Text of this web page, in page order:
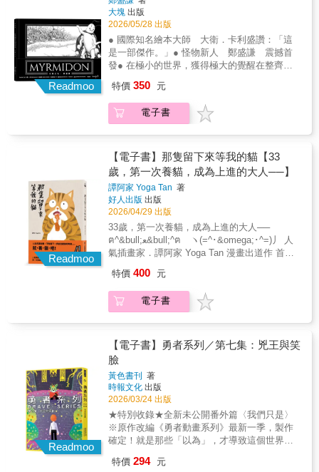
在嗎 尼可拉斯來訪The Lonely Foodie Cat
孤獨的美食貓：早餐 孤獨的美食貓：晚餐
孤獨的美食貓：宵夜Some Days WORK
HARDER 星期六的CHAT CHAT 摸布午睡直
播：貓島型 摸布午睡直播：蝦米型 摸布午
睡直播：小蛇型Drafts 後記【後記】《摸布
3》出版啦，非常感謝大家一直以來的支持！這
次摸布要在小鎮中遊走，畫分鏡前需要先簡單
設計一張小鎮的地圖，模擬一下摸布家會在哪
園、車站等等畫出來。我覺得若能完成一張小
鎮地圖應該會很可愛吧！但由於只是粗略的構
想，所以還不能拍板定案，說不定日後又想再
增添與修改呢。這讓我不禁想到，當作品擁有
更遼闊的世界觀，並與劇情緊密相扣時，創作
者究竟會如何準備素材呢？感覺會花上更多的
時間，也更需要腦洞大開。如果有人分享創作
心得，我一定馬上飛奔去聽！下圖的貓咪草稿
是我熱身的時候畫的。右下的白貓其實不止一
隻，城鎮裡存在著許多外表相同的白貓，但他
得這個故事有趣！謝謝大家閱讀到最後。
就是男孩的影子。在影子的帶領下，小男孩發
現黑暗不但沒那麼可怕，其中竟然還藏著一場
閃閃發亮的奇幻探險！「怕黑」是許多孩子共
同的經歷，這件事，同樣也發生在葉長青的兒
子身上。期盼自己怕黑的孩子在黑暗中能感受
到陪伴、感受到美，這樣的初心，成就了他從
漫畫跨足繪本的第一本作品，《影子遊戲》。
葉長青讓「黑」與「影子」從可怕的怪物，轉
化為最了解自己的守護者。《影子遊戲》有著
電影般的絕美畫面，畫面中一隻又一隻可愛的
小生物，是他給孩子們最溫暖的祝福——希望
你們在夜晚不只有害怕，也有奇幻、安靜與美
好。懷抱著對孩子的愛，期盼每孩子在閉上眼
睛的時刻，都能感受到力量。《影子遊戲》是
葉長青作為父親，為孩子量身打造的夢幻之
作。一致推薦（依姓名筆畫排序）CROTER
插畫家「光照見世界，影照見內心；認識陰
影，便能走進整座想像的森林。」角斯 神怪
畫家「一翻開繪本就難以停下來，結局更是令
話，也是父親給孩子的勇氣之歌！」海狗房
東 繪本工作者
Readmoo
大塊 出版
2026/05/28 出版
● 國際知名繪本大師 大衛．卡利盛讚：「這
是一部傑作。」● 怪物新人 鄭盛謙 震撼首
發● 在極小的世界，獲得極大的覺醒在整齊劃
字——沒有自己的名字。而一隻負責畜養蚜蟲
的工蟻，在一次試圖為蚜蟲標記以利辨識的過
程中，猛然驚覺：如果身邊的同類都一模一
爾米頓人」——忠誠、盲目服從的螞蟻人——
為原型，全新演繹的現代無字繪本。《以蟻之
名》以極其細膩的筆觸，精準捕捉螞蟻、昆蟲
的微觀世界，以單色、無聲的形式，創造了一
個「花花世界」。即便是在極小的世界，也能
獲得極大的覺醒。默默推薦（依姓名筆畫排
序）Davide Cali（大衛．卡利） 國際知名繪
本大師紀金慶 臺灣師範大學助理教授馬尼尼
為 作家黃仕傑 金鐘外景節目主持人／科普
書籍作者
特價 350 元
電子書
Readmoo
【電子書】那隻留下來等我的貓【33
歲，第一次養貓，成為上進的大人──】
譚阿家 Yoga Tan 著
好人出版 出版
2026/04/29 出版
33歲，第一次養貓，成為上進的大人──
ฅ^&bull;ﻌ&bull;^ฅ ヽ(=^･&omega;･^=)丿 人
氣插畫家．譚阿家 Yoga Tan 漫畫出道作 首度
A5 大開本 除了完整故事，還特別收錄貓咪與
工作照！ 人生充滿危機，不知道下一步該怎麼
辦的時候， 就養貓吧！ 在台北工作了十年（並
重新開始，但其實一片迷惘， 想著從自己喜歡
的畫畫開始吧！進入了一段無業、療傷的時
間。 那段時間，一隻個性親人、愛撒嬌的流浪
貓， 常常出現在家裡後面的菜園。 牠自由地遊
走在鎮上的餵養人之間， 像是誰都可以，又不
完全屬於任何人。 直到某一天，這隻貓在毫無
預警的情況下， 意外懷孕了...... 「啊，非常時
期，就只能由我來照顧牠了.....？」 這是一
本，關於「第一次養貓」的笨拙人類，與「第
一次被人類收編」的流浪貓， 彼此在磨合中學
特價 400 元
電子書
Readmoo
【電子書】勇者系列／第七集：兇王與笑
臉
黃色書刊 著
時報文化 出版
2026/03/24 出版
★特別收錄★全新未公開番外篇〈我們只是〉
※原作改編《勇者動畫系列》最新一季，製作
確定！就是那些「以為」，才導致這個世界紛
出，推翻勇者國，親自登上王位。這一切，都
特價 294 元